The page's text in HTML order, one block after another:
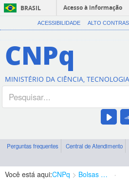
BRASIL
Acesso à informação
ACESSIBILIDADE ALTO
CNPq
MINISTÉRIO DA CIÊNCIA,
Perguntas frequentes Central de Atendimento
Você está aqui:CNPq Bolsas e Auxílios Vigentes